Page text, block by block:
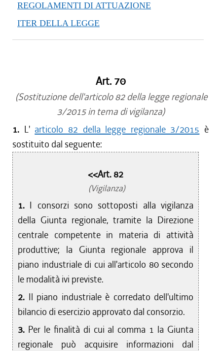
REGOLAMENTI DI ATTUAZIONE
ITER DELLA LEGGE
Art. 70
(Sostituzione dell'articolo 82 della legge regionale
3/2015 in tema di vigilanza)
1. L' articolo 82 della legge regionale 3/2015 è
sostituito dal seguente:
<<Art. 82
(Vigilanza)
1. I consorzi sono sottoposti alla vigilanza
della Giunta regionale, tramite la Direzione
centrale competente in materia di attività
produttive; la Giunta regionale approva il
piano industriale di cui all'articolo 80 secondo
le modalità ivi previste.
2. Il piano industriale è corredato dell'ultimo
bilancio di esercizio approvato dal consorzio.
3. Per le finalità di cui al comma 1 la Giunta
regionale può acquisire informazioni dal